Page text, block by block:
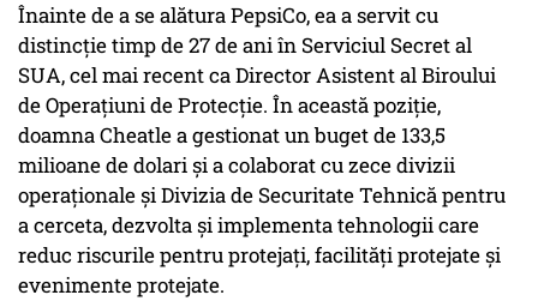
Înainte de a se alătura PepsiCo, ea a servit cu
distincție timp de 27 de ani în Serviciul Secret al
SUA, cel mai recent ca Director Asistent al Biroului
de Operațiuni de Protecție. În această poziție,
doamna Cheatle a gestionat un buget de 133,5
milioane de dolari și a colaborat cu zece divizii
operaționale și Divizia de Securitate Tehnică pentru
a cerceta, dezvolta și implementa tehnologii care
reduc riscurile pentru protejați, facilități protejate și
evenimente protejate.